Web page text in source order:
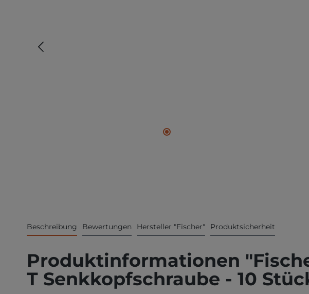
Beschreibung Bewertungen Hersteller "Fischer" Produktsicherheit
Produktinformationen
T Senkkopfschraube - 10